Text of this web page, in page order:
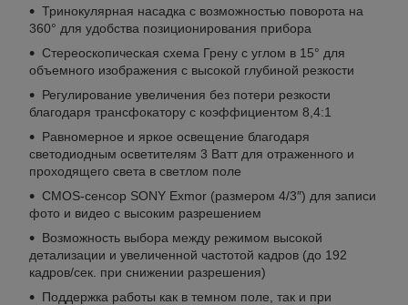
Тринокулярная насадка с возможностью поворота на
360° для удобства позиционирования прибора
Стереоскопическая схема Грену с углом в 15° для
объемного изображения с высокой глубиной резкости
Регулирование увеличения без потери резкости
благодаря трансфокатору с коэффициентом 8,4:1
Равномерное и яркое освещение благодаря
светодиодным осветителям 3 Ватт для отраженного и
проходящего света в светлом поле
CMOS-сенсор SONY Exmor (размером 4/3″) для записи
фото и видео с высоким разрешением
Возможность выбора между режимом высокой
детализации и увеличенной частотой кадров (до 192
кадров/сек. при снижении разрешения)
Поддержка работы как в темном поле, так и при